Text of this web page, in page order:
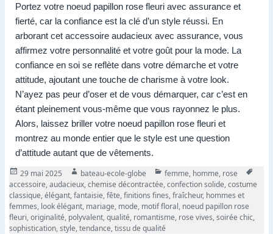
Portez votre noeud papillon rose fleuri avec assurance et
fierté, car la confiance est la clé d’un style réussi. En
arborant cet accessoire audacieux avec assurance, vous
affirmez votre personnalité et votre goût pour la mode. La
confiance en soi se reflète dans votre démarche et votre
attitude, ajoutant une touche de charisme à votre look.
N’ayez pas peur d’oser et de vous démarquer, car c’est en
étant pleinement vous-même que vous rayonnez le plus.
Alors, laissez briller votre noeud papillon rose fleuri et
montrez au monde entier que le style est une question
d’attitude autant que de vêtements.
Publié
le
29 mai 2025 Auteur
bateau-ecole-globe Catégories
femme, homme, rose
accessoire,audacieux,chemise décontractée,confection solide,costume
classique,élégant,fantaisie,fête,finitions fines,fraîcheur, hommes et
femmes, look élégant, mariage, mode, motif floral, noeud papillon rose
fleuri,originalité, polyvalent,qualité, romantisme, rose vives,soirée chic,
sophistication,style,tendance,tissu de qualité